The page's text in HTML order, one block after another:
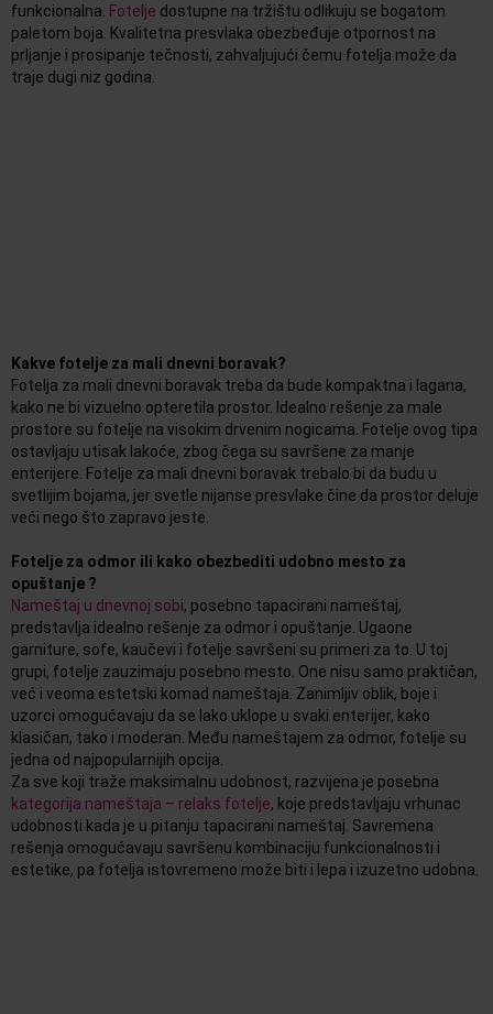
funkcionalna. Fotelje dostupne na tržištu odlikuju se bogatom
paletom boja. Kvalitetna presvlaka obezbeđuje otpornost na
prljanje i prosipanje tečnosti, zahvaljujući čemu fotelja može da
traje dugi niz godina.
Kakve fotelje za mali dnevni boravak?
Fotelja za mali dnevni boravak treba da bude kompaktna i lagana,
kako ne bi vizuelno opteretila prostor. Idealno rešenje za male
prostore su fotelje na visokim drvenim nogicama. Fotelje ovog tipa
ostavljaju utisak lakoće, zbog čega su savršene za manje
enterijere. Fotelje za mali dnevni boravak trebalo bi da budu u
svetlijim bojama, jer svetle nijanse presvlake čine da prostor deluje
veći nego što zapravo jeste.
Fotelje za odmor ili kako obezbediti udobno mesto za
opuštanje ?
Nameštaj u dnevnoj sobi, posebno tapacirani nameštaj,
predstavlja idealno rešenje za odmor i opuštanje. Ugaone
garniture, sofe, kaučevi i fotelje savršeni su primeri za to. U toj
grupi, fotelje zauzimaju posebno mesto. One nisu samo praktičan,
već i veoma estetski komad nameštaja. Zanimljiv oblik, boje i
uzorci omogućavaju da se lako uklope u svaki enterijer, kako
klasičan, tako i moderan. Među nameštajem za odmor, fotelje su
jedna od najpopularnijih opcija.
Za sve koji traže maksimalnu udobnost, razvijena je posebna
kategorija nameštaja – relaks fotelje, koje predstavljaju vrhunac
udobnosti kada je u pitanju tapacirani nameštaj. Savremena
rešenja omogućavaju savršenu kombinaciju funkcionalnosti i
estetike, pa fotelja istovremeno može biti i lepa i izuzetno udobna.